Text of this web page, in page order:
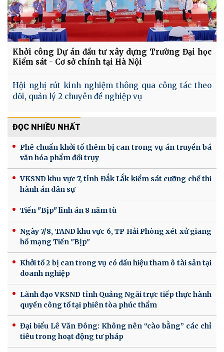
Khởi công Dự án đầu tư xây dựng Trường Đại học
Kiểm sát - Cơ sở chính tại Hà Nội
Hội nghị rút kinh nghiệm thông qua công tác theo
dõi, quản lý 2 chuyên đề nghiệp vụ
ĐỌC NHIỀU NHẤT
Phê chuẩn khởi tố thêm bị can trong vụ án truyền bá
văn hóa phẩm đồi trụy
VKSND khu vực 7, tỉnh Đắk Lắk kiểm sát cưỡng chế thi
hành án dân sự
Tiến "Bịp" lĩnh án 8 năm tù
Ngày 7/8, TAND khu vực 6, TP Hải Phòng xét xử giang
hồ mạng Tiến "Bịp"
Khởi tố 2 bị can trong vụ có dấu hiệu tham ô tài sản tại
doanh nghiệp
Lãnh đạo VKSND tỉnh Quảng Ngãi trực tiếp thực hành
quyền công tố tại phiên tòa phúc thẩm
Đại biểu Lê Văn Đông: Không nên “cào bằng” các chỉ
tiêu trong hoạt động tư pháp